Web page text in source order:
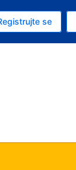
dolar
se